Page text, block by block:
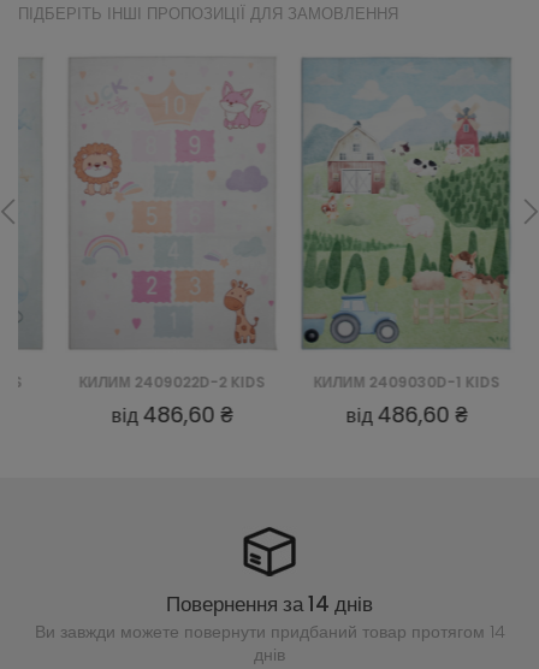
ПІДБЕРІТЬ ІНШІ ПРОПОЗИЦІЇ ДЛЯ ЗАМОВЛЕННЯ
КИЛИМ 2409022D-2 KIDS
486,60 ₴
КИЛИМ 2409030D-1 KIDS
486,60 ₴
Повернення за 14 днів
Ви завжди можете повернути придбаний товар протягом 14
днів